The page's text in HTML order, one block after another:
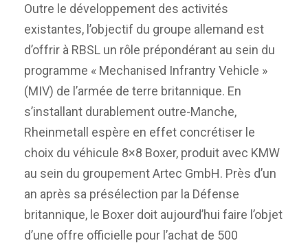
Outre le développement des activités
existantes, l’objectif du groupe allemand est
d’offrir à RBSL un rôle prépondérant au sein du
programme « Mechanised Infrantry Vehicle »
(MIV) de l’armée de terre britannique. En
s’installant durablement outre-Manche,
Rheinmetall espère en effet concrétiser le
choix du véhicule 8×8 Boxer, produit avec KMW
au sein du groupement Artec GmbH. Près d’un
an après sa présélection par la Défense
britannique, le Boxer doit aujourd’hui faire l’objet
d’une offre officielle pour l’achat de 500